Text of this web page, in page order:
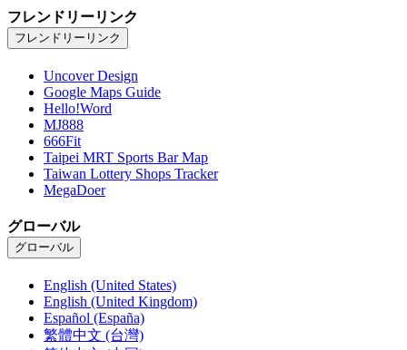
フレンドリーリンク
フレンドリーリンク
Uncover Design
Google Maps Guide
Hello!Word
MJ888
666Fit
Taipei MRT Sports Bar Map
Taiwan Lottery Shops Tracker
MegaDoer
グローバル
グローバル
English (United States)
English (United Kingdom)
Español (España)
繁體中文 (台灣)